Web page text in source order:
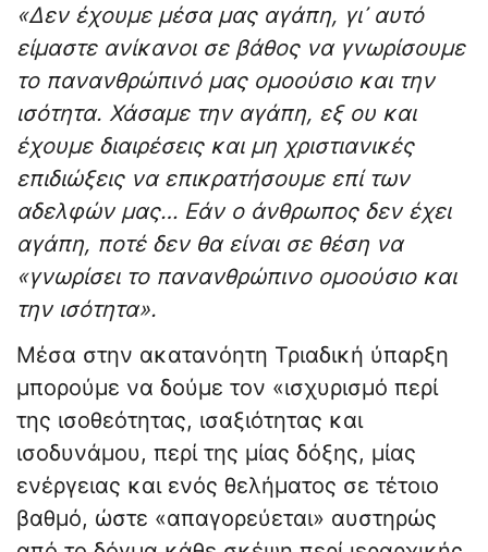
«Δεν έχουμε μέσα μας αγάπη, γι᾽ αυτό
είμαστε ανίκανοι σε βάθος να γνωρίσουμε
το πανανθρώπινό μας ομοούσιο και την
ισότητα. Χάσαμε την αγάπη, εξ ου και
έχουμε διαιρέσεις και μη χριστιανικές
επιδιώξεις να επικρατήσουμε επί των
αδελφών μας… Εάν ο άνθρωπος δεν έχει
αγάπη, ποτέ δεν θα είναι σε θέση να
«γνωρίσει το πανανθρώπινο ομοούσιο και
την ισότητα».
Μέσα στην ακατανόητη Τριαδική ύπαρξη
μπορούμε να δούμε τον «ισχυρισμό περί
της ισοθεότητας, ισαξιότητας και
ισοδυνάμου, περί της μίας δόξης, μίας
ενέργειας και ενός θελήματος σε τέτοιο
βαθμό, ώστε «απαγορεύεται» αυστηρώς